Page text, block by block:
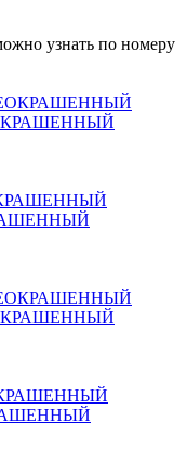
узнать по номеру